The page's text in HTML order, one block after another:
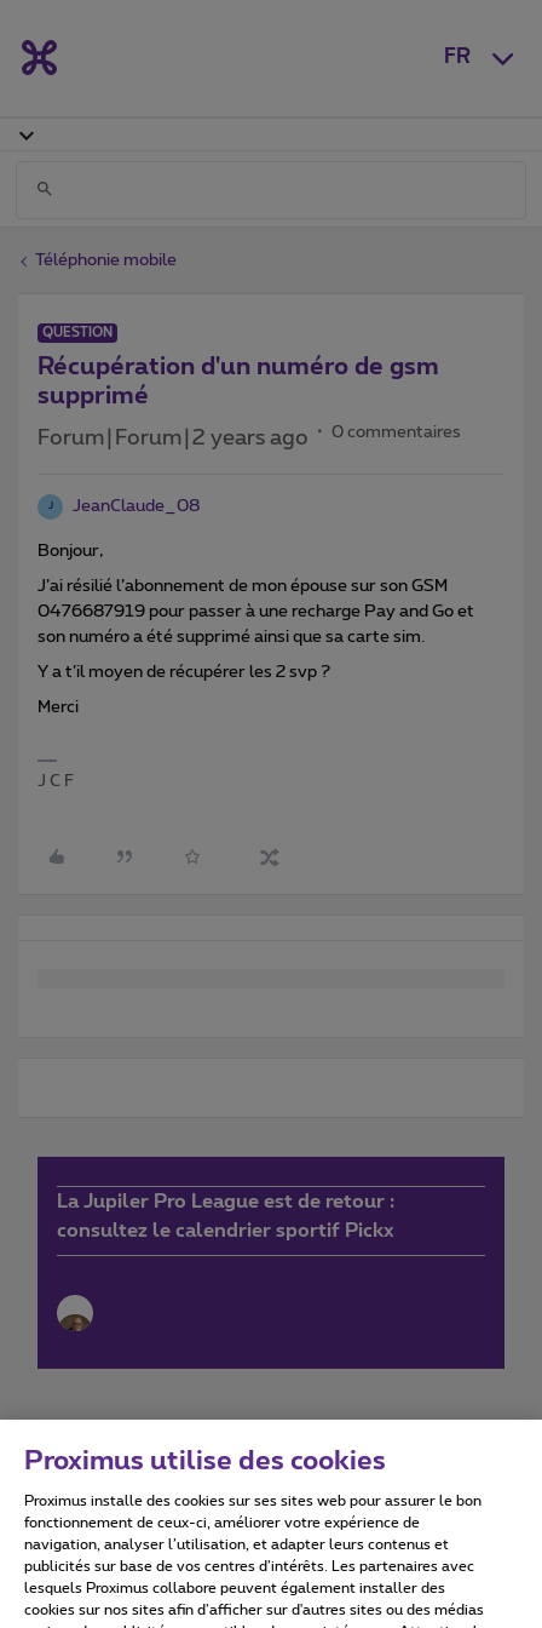
FR
Téléphonie mobile
QUESTION
Récupération d'un numéro de gsm
supprimé
Forum|Forum|2 years ago 0 commentaires
J JeanClaude_08
Bonjour,
J’ai résilié l’abonnement de mon épouse sur son GSM
0476687919 pour passer à une recharge Pay and Go et
son numéro a été supprimé ainsi que sa carte sim.
Y a t’il moyen de récupérer les 2 svp ?
Merci
J C F
La Jupiler Pro League est de retour :
consultez le calendrier sportif Pickx
Conditions d'utilisation Accessibility statement
Proximus utilise des cookies
Proximus installe des cookies sur ses sites web pour assurer le bon
fonctionnement de ceux-ci, améliorer votre expérience de
navigation, analyser l’utilisation, et adapter leurs contenus et
publicités sur base de vos centres d’intérêts. Les partenaires avec
lesquels Proximus collabore peuvent également installer des
cookies sur nos sites afin d’afficher sur d'autres sites ou des médias